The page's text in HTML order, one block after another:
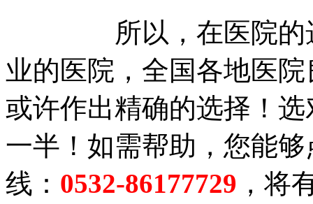
所以，在医院的选
业的医院，全国各地医
或许作出精确的选择！
一半！如需帮助，您能
线： 0532-86177729 ，将